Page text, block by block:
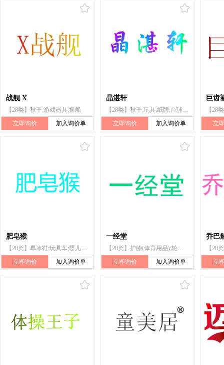
战舰 X
【28类】秋千;游戏器具;摇船
立即询价
加入询价单
晶湛轩
【28类】秋千;玩具;纸牌;台球;压力器;箭弓;飞镖;击球手用手套（运动器件）;圣诞树架;钓鱼竿
立即询价
加入询价单
巨齿
立
肥皂猴
【28类】旱冰鞋;玩具车;婴儿健身架;游戏用帐篷;遥控飞机（玩具）;智能玩具;玩具枪;秋千;玩具;积木
立即询价
加入询价单
一经堂
【28类】护膝(体育用品);轮滑鞋;护腕;秋千;玩具;棋;体育活动用球;哑铃;箭弓;合成材料制圣诞树
立即询价
加入询价单
乔巴
立